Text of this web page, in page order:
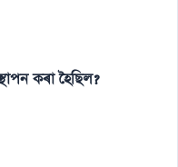
কৰা হৈছিল?